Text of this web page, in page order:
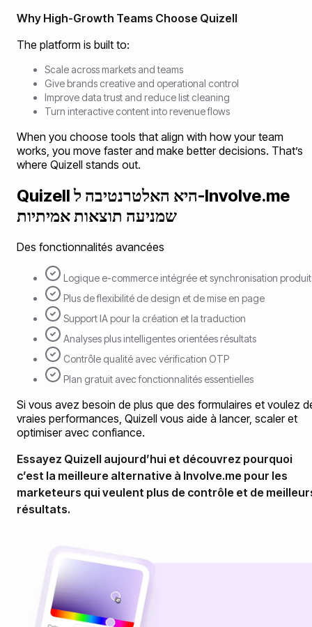
Why High-Growth Teams Choose Quizell
The platform is built to:
Scale across markets and teams
Give brands creative and operational control
Improve data trust and reduce list cleaning
Turn interactive content into revenue flows
When you choose tools that align with how your team
works, you move faster and make better decisions. That’s
where Quizell stands out.
Quizell היא האלטרנטיבה ל-Involve.me
שמניעה תוצאות אמיתיות
Des fonctionnalités avancées
Logique e-commerce intégrée et synchronisation
Plus de flexibilité de design et de mise en page
Support IA pour la création et la traduction
Analyses plus intelligentes orientées résultats
Contrôle qualité avec vérification OTP
Plan gratuit avec fonctionnalités essentielles
Si vous avez besoin de plus que des formulaires et voulez
vraies performances, Quizell vous aide à lancer, scaler et
optimiser avec confiance.
Essayez Quizell aujourd’hui et découvrez pourquoi
c’est la meilleure alternative à Involve.me pour les
marketeurs qui veulent plus de contrôle et de
résultats.